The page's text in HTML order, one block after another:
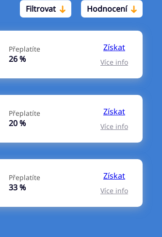
Filtrovat
Hodnocení
Přeplatíte
26 %
Získat
Více info
Přeplatíte
20 %
Získat
Více info
Přeplatíte
33 %
Získat
Více info